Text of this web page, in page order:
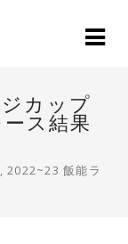
カップ
ス結果
,2022~23 飯能ラ